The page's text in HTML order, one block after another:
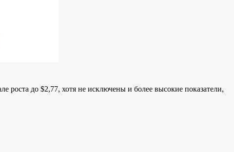
роста до $2,77, хотя не исключены и более высокие показатели,